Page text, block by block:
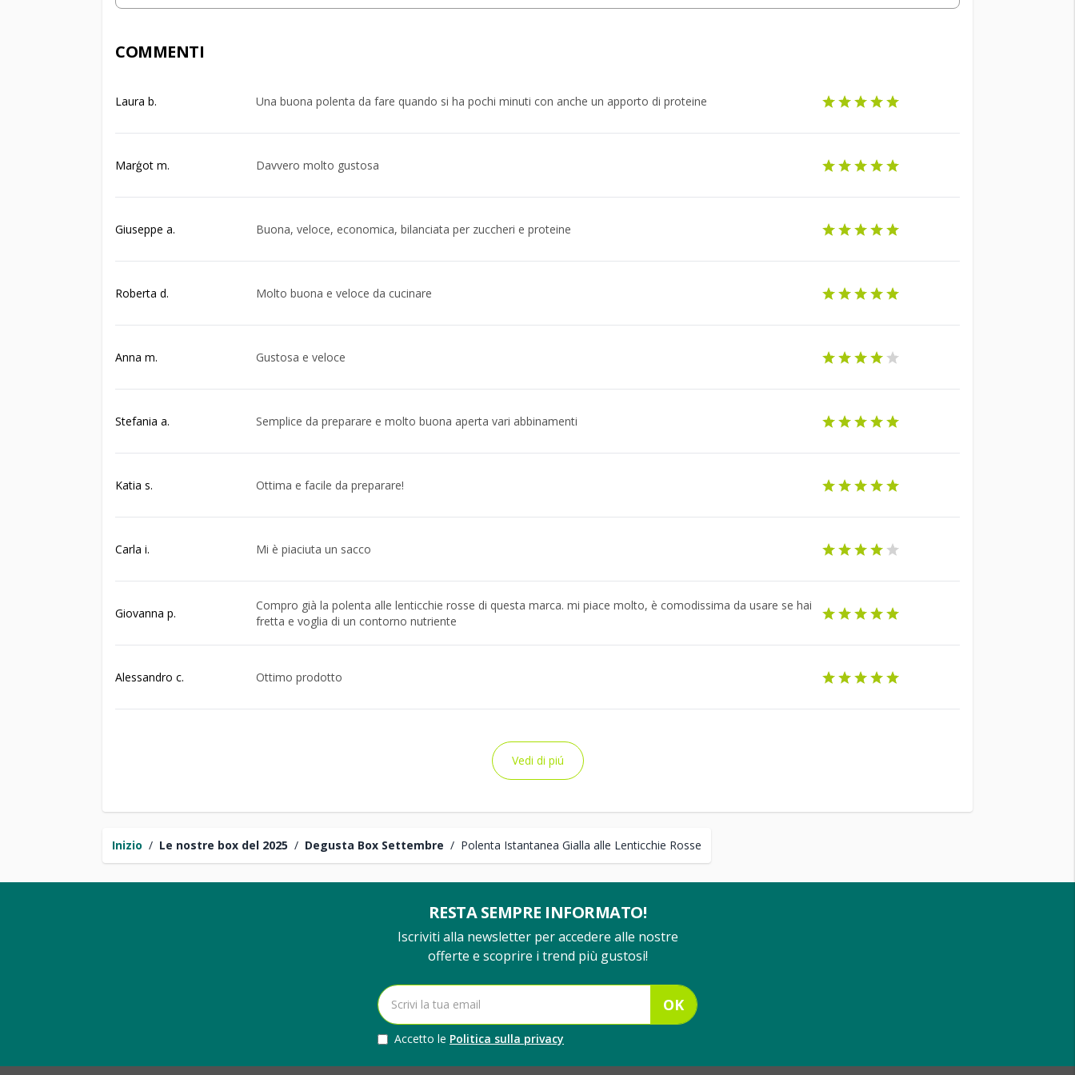
Inizio / Le nostre box del 2025 / Degusta Box Settembre / Polenta Istantanea Gialla alle Lenticchie Rosse
COMMENTI
Laura b. Una buona polenta da fare quando si ha pochi minuti con anche un apporto di proteine
Marģot m. Davvero molto gustosa
Giuseppe a. Buona, veloce, economica, bilanciata per zuccheri e proteine
Roberta d. Molto buona e veloce da cucinare
Anna m. Gustosa e veloce
Stefania a. Semplice da preparare e molto buona aperta vari abbinamenti
Katia s. Ottima e facile da preparare!
Carla i. Mi è piaciuta un sacco
Giovanna p.
Compro già la polenta alle lenticchie rosse di questa marca. mi piace molto, è comodissima da usare se hai
fretta e voglia di un contorno nutriente
Alessandro c. Ottimo prodotto
Vedi di piú
RESTA SEMPRE INFORMATO!
Iscriviti alla newsletter per accedere alle nostre
offerte e scoprire i trend più gustosi!
OK
Accetto le Politica sulla privacy